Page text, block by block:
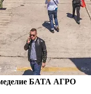
БАТА АГРО